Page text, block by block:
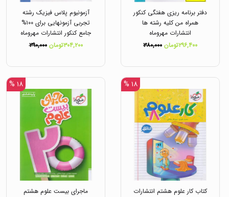
دفتر برنامه ریزی هفتگی کنکور
همراه من کلیه رشته ها
انتشارات مهروماه
۲۹۶,۴۰۰تومان
۳۸۰,۰۰۰
آزمونیوم پلاس فیزیک رشته
تجربی آزمونهایی برای ۱۰۰%
جامع کنکور انتشارات مهروماه
۳۰۴,۲۰۰تومان
۳۹۰,۰۰۰
۱۸ %
کتاب کار علوم هشتم انتشارات
۱۸ %
ماجرای بیست علوم هشتم